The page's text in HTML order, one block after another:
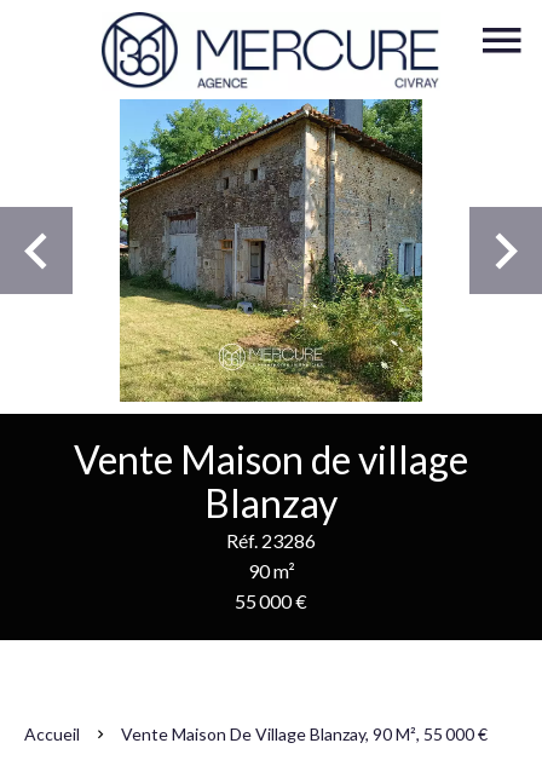
Vente Maison de village
Blanzay
Réf. 23286
90 m²
55 000 €
Accueil Vente Maison De Village Blanzay, 90 M², 55 000 €